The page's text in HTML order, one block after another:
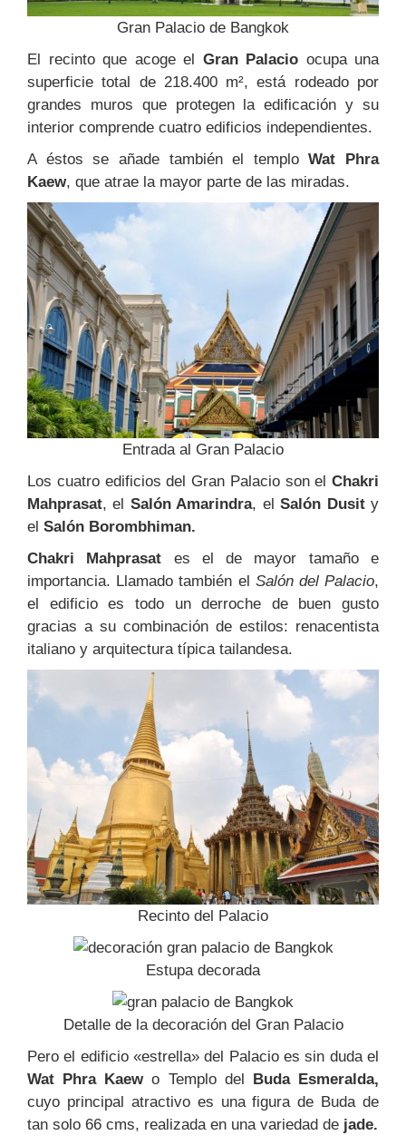
Gran Palacio de Bangkok
El recinto que acoge el Gran Palacio ocupa una
superficie total de 218.400 m²,está rodeado por
grandes muros que protegen la edificación y su
interior comprende cuatro edificios independientes.
A éstos se añade también el temploWat Phra
Kaew, que atrae la mayor parte de las miradas.
Entrada al Gran Palacio
Los cuatro edificios del Gran Palacio son el Chakri
Mahprasat, el Salón Amarindra, elSalón Dusity
el Salón Borombhiman.
Chakri Mahprasat es el de mayor tamaño e
importancia. Llamado también el Salón del Palacio,
el edificio es todo un derroche de buen gusto
gracias a su combinación de estilos: renacentista
italiano y arquitectura típica tailandesa.
Recinto del Palacio
Estupa decorada
Detalle de la decoración del Gran Palacio
Pero el edificio «estrella» del Palacio es sin duda el
Wat Phra Kaewo Templo del Buda Esmeralda,
cuyo principal atractivo es una figura de Buda de
tan solo 66 cms, realizada en una variedad de jade.